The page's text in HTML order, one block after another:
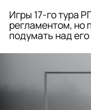
Игры 17-го тура
регламентом, но
подумать над